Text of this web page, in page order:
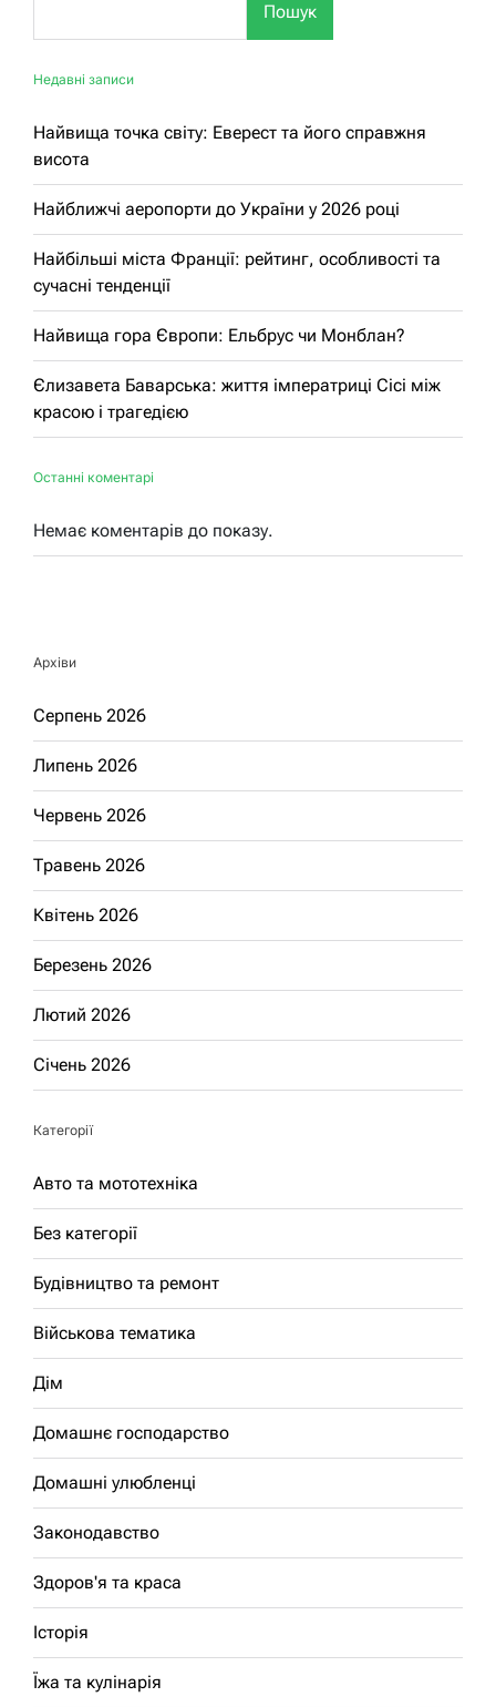
Пошук
Недавні записи
Найвища точка світу: Еверест та його справжня
висота
Найближчі аеропорти до України у 2026 році
Найбільші міста Франції: рейтинг, особливості та
сучасні тенденції
Найвища гора Європи: Ельбрус чи Монблан?
Єлизавета Баварська: життя імператриці Сісі між
красою і трагедією
Останні коментарі
Немає коментарів до показу.
Архіви
Серпень 2026
Липень 2026
Червень 2026
Травень 2026
Квітень 2026
Березень 2026
Лютий 2026
Січень 2026
Категорії
Авто та мототехніка
Без категорії
Будівництво та ремонт
Військова тематика
Дім
Домашнє господарство
Домашні улюбленці
Законодавство
Здоров'я та краса
Історія
Їжа та кулінарія